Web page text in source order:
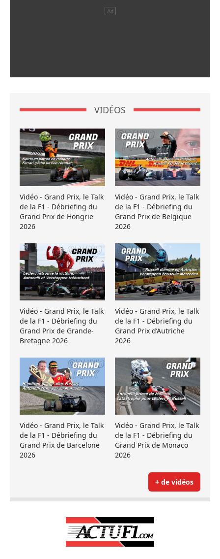
VIDÉOS
Vidéo - Grand Prix, le Talk
de la F1 - Débriefing du
Grand Prix de Hongrie
2026
Vidéo - Grand Prix, le Talk
de la F1 - Débriefing du
Grand Prix de Belgique
2026
Vidéo - Grand Prix, le Talk
de la F1 - Débriefing du
Grand Prix de Grande-
Bretagne 2026
Vidéo - Grand Prix, le Talk
de la F1 - Débriefing du
Grand Prix d’Autriche
2026
Vidéo - Grand Prix, le Talk
de la F1 - Débriefing du
Grand Prix de Barcelone
2026
Vidéo - Grand Prix, le Talk
de la F1 - Débriefing du
Grand Prix de Monaco
2026
+ de vidéos